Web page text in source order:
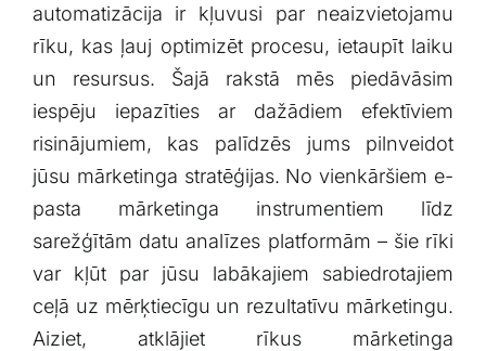
Kontakti
Klientu portāls
English
automatizācija ir kļuvusi par neaizvietojamu
rīku, kas ļauj optimizēt procesu,⁢ ietaupīt laiku
un resursus. Šajā rakstā ⁣mēs piedāvāsim
iespēju iepazīties ar dažādiem efektīviem
risinājumiem, kas palīdzēs ⁢jums pilnveidot
jūsu mārketinga stratēģijas. ⁤No vienkāršiem e-
pasta mārketinga instrumentiem līdz
sarežģītām datu analīzes platformām –‌ šie ​rīki
var kļūt par jūsu labākajiem sabiedrotajiem
ceļā ‌uz mērķtiecīgu un rezultatīvu mārketingu.
Aiziet, atklājiet rīkus mārketinga